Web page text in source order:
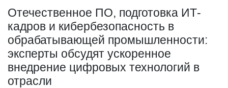
Отечественное ПО, подготовка ИТ-
кадров и кибербезопасность в
обрабатывающей промышленности:
эксперты обсудят ускоренное
внедрение цифровых технологий в
отрасли